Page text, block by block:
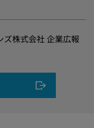
株式会社 企業広報